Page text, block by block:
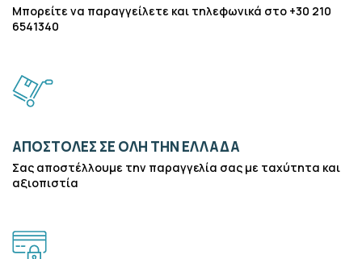
Μπορείτε να παραγγείλετε και τηλεφωνικά στο +30 210
6541340
ΑΠΟΣΤΟΛΈΣ ΣΕ ΌΛΗ ΤΗΝ ΕΛΛΆΔΑ
Σας αποστέλλουμε την παραγγελία σας με ταχύτητα και
αξιοπιστία